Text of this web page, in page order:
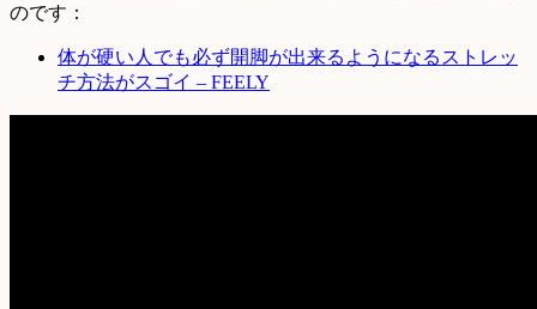
のです：
体が硬い人でも必ず開脚が出来るようになるストレッ
チ方法がスゴイ – FEELY